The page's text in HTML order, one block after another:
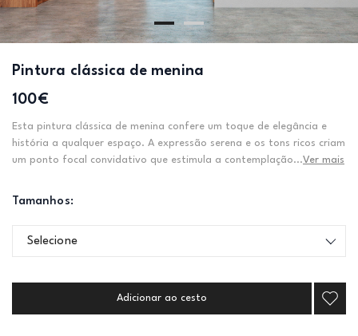
Pintura clássica de menina
100€
Esta pintura clássica de menina confere um toque de elegância e
história a qualquer espaço. A expressão serena e os tons ricos criam
um ponto focal convidativo que estimula a contemplação...Ver mais
Tamanhos:
Selecione
Adicionar ao cesto